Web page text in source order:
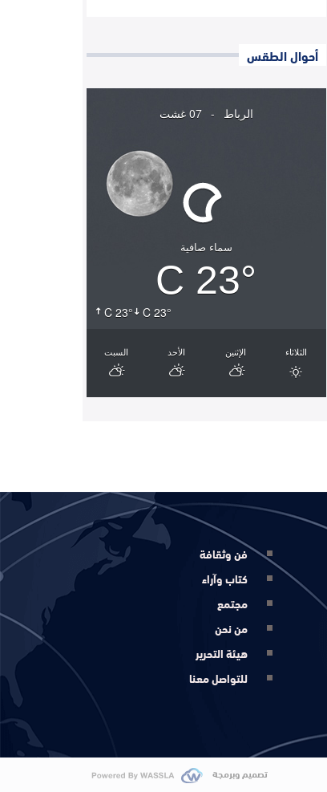
أحوال الطقس
الرباط - 07 غشت
23° C 23° C
سماء صافية
23° C
السبت الأحد الإثنين الثلاثاء
فن وثقافة
كتاب وآراء
مجتمع
من نحن
هيئة التحرير
للتواصل معنا
تصميم وبرمجة